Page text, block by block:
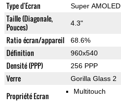
Type d'Ecran Super AMOLED
Taille (Diagonale,
Pouces)
4.3"
Ratio écran/appareil 68.6%
Définition 960x540
Densité (PPP) 256 PPP
Verre Gorilla Glass 2
Propriété Ecran Multitouch